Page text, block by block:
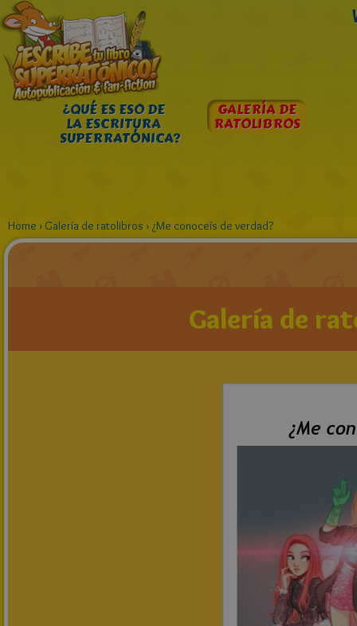
¿QUÉ ES ESO DE
LA ESCRITURA
SUPERRATÓNICA?
GALERÍA DE
RATOLIBROS
Home › Galería de ratolibros › ¿Me conoceís de verdad?
Galería de